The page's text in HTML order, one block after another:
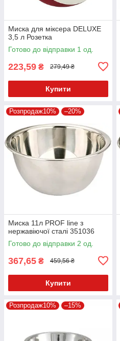
Миска для міксера DELUXE
3,5 л Розетка
Готово до відправки 1 од.
223,59 ₴ 279,49 ₴
Купити
Розпродаж10% –20%
Миска 11л PROF line з
нержавіючої сталі 351036
Готово до відправки 2 од.
367,65 ₴ 459,56 ₴
Купити
Розпродаж10% –15%